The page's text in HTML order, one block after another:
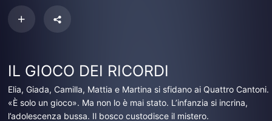
IL GIOCO DEI RICORDI
Elia, Giada, Camilla, Mattia e Martina si sfidano ai Quattro Cantoni.
«È solo un gioco». Ma non lo è mai stato. L’infanzia si incrina,
l’adolescenza bussa. Il bosco custodisce il mistero.